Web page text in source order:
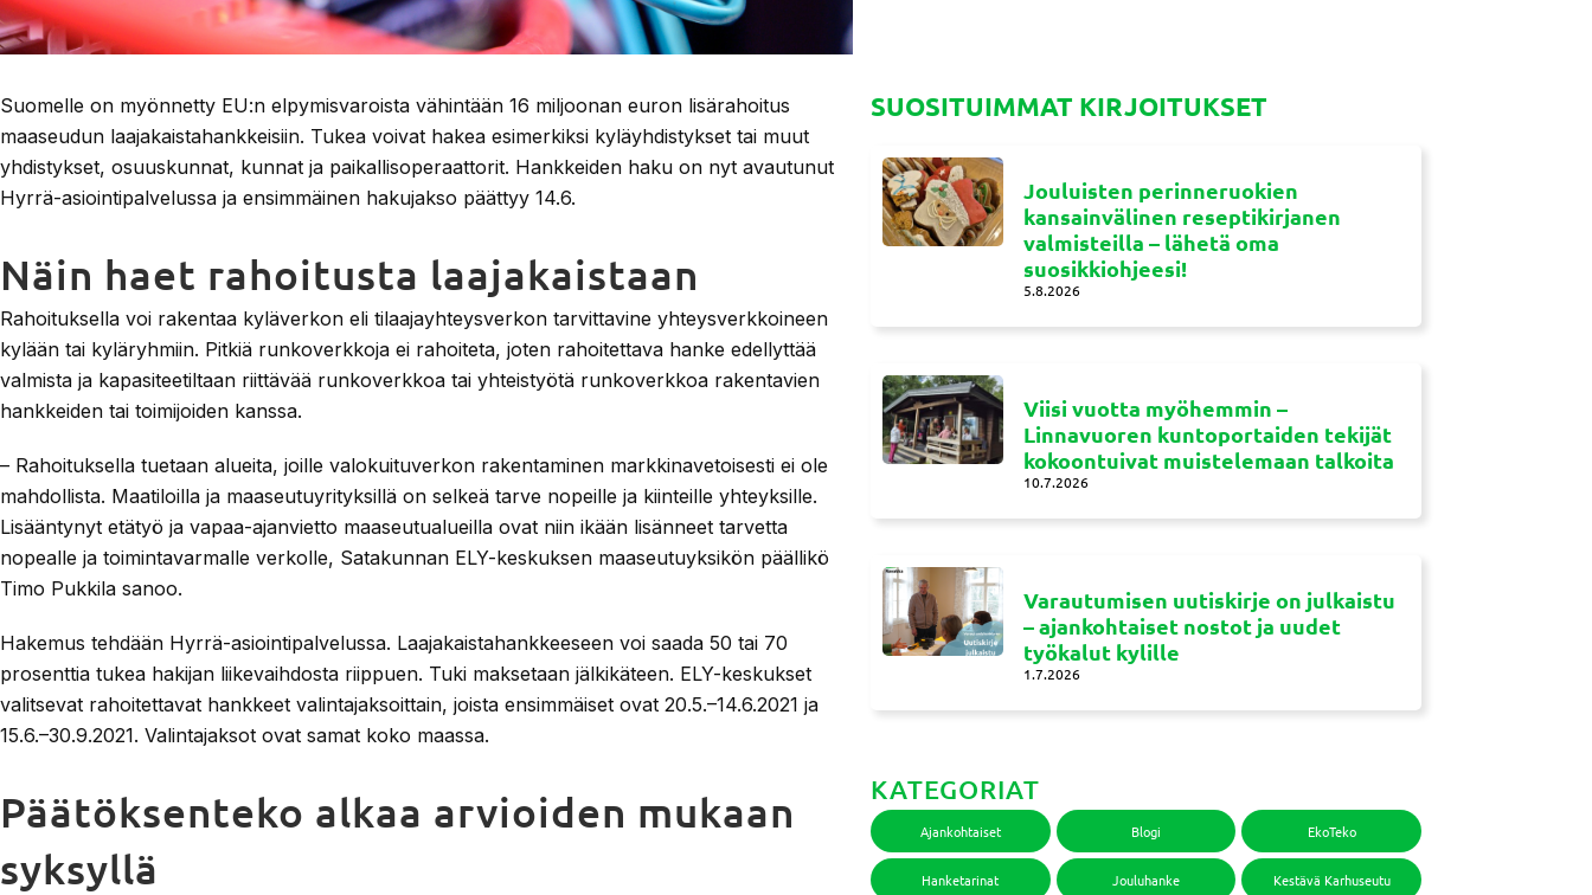
Suomelle on myönnetty EU:n elpymisvaroista vähintään 16 miljoonan euron lisärahoitus
maaseudun laajakaistahankkeisiin. Tukea voivat hakea esimerkiksi kyläyhdistykset tai muut
yhdistykset, osuuskunnat, kunnat ja paikallisoperaattorit. Hankkeiden haku on nyt avautunut
Hyrrä-asiointipalvelussa ja ensimmäinen hakujakso päättyy 14.6.
Näin haet rahoitusta laajakaistaan
Rahoituksella voi rakentaa kyläverkon eli tilaajayhteysverkon tarvittavine yhteysverkkoineen
kylään tai kyläryhmiin. Pitkiä runkoverkkoja ei rahoiteta, joten rahoitettava hanke edellyttää
valmista ja kapasiteetiltaan riittävää runkoverkkoa tai yhteistyötä runkoverkkoa rakentavien
hankkeiden tai toimijoiden kanssa.
– Rahoituksella tuetaan alueita, joille valokuituverkon rakentaminen markkinavetoisesti ei ole
mahdollista. Maatiloilla ja maaseutuyrityksillä on selkeä tarve nopeille ja kiinteille yhteyksille.
Lisääntynyt etätyö ja vapaa-ajanvietto maaseutualueilla ovat niin ikään lisänneet tarvetta
nopealle ja toimintavarmalle verkolle, Satakunnan ELY-keskuksen maaseutuyksikön päällikö
Timo Pukkila sanoo.
Hakemus tehdään Hyrrä-asiointipalvelussa. Laajakaistahankkeeseen voi saada 50 tai 70
prosenttia tukea hakijan liikevaihdosta riippuen. Tuki maksetaan jälkikäteen. ELY-keskukset
valitsevat rahoitettavat hankkeet valintajaksoittain, joista ensimmäiset ovat 20.5.–14.6.2021 ja
15.6.–30.9.2021. Valintajaksot ovat samat koko maassa.
Päätöksenteko alkaa arvioiden mukaan
syksyllä
SUOSITUIMMAT KIRJOITUKSET
Jouluisten perinneruokien
kansainvälinen reseptikirjanen
valmisteilla – lähetä oma
suosikkiohjeesi!
5.8.2026
Viisi vuotta myöhemmin –
Linnavuoren kuntoportaiden tekijät
kokoontuivat muistelemaan talkoita
10.7.2026
Varautumisen uutiskirje on julkaistu
– ajankohtaiset nostot ja uudet
työkalut kylille
1.7.2026
KATEGORIAT
Ajankohtaiset Blogi EkoTeko
Hanketarinat Jouluhanke Kestävä Karhuseutu